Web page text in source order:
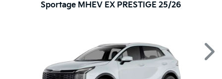
Sportage MHEV EX PRESTIGE 25/26